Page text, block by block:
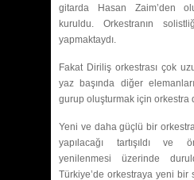
gitarda Hasan Zaim’den
kuruldu. Orkestranın
yapmaktaydı.
Fakat Diriliş orkestrası çok
yaz başında diğer
gurup oluşturmak için orkestra
Yeni ve daha güçlü bir
yapılacağı tartışıldı ve
yenilenmesi üzerinde
Türkiye’de orkestraya yeni